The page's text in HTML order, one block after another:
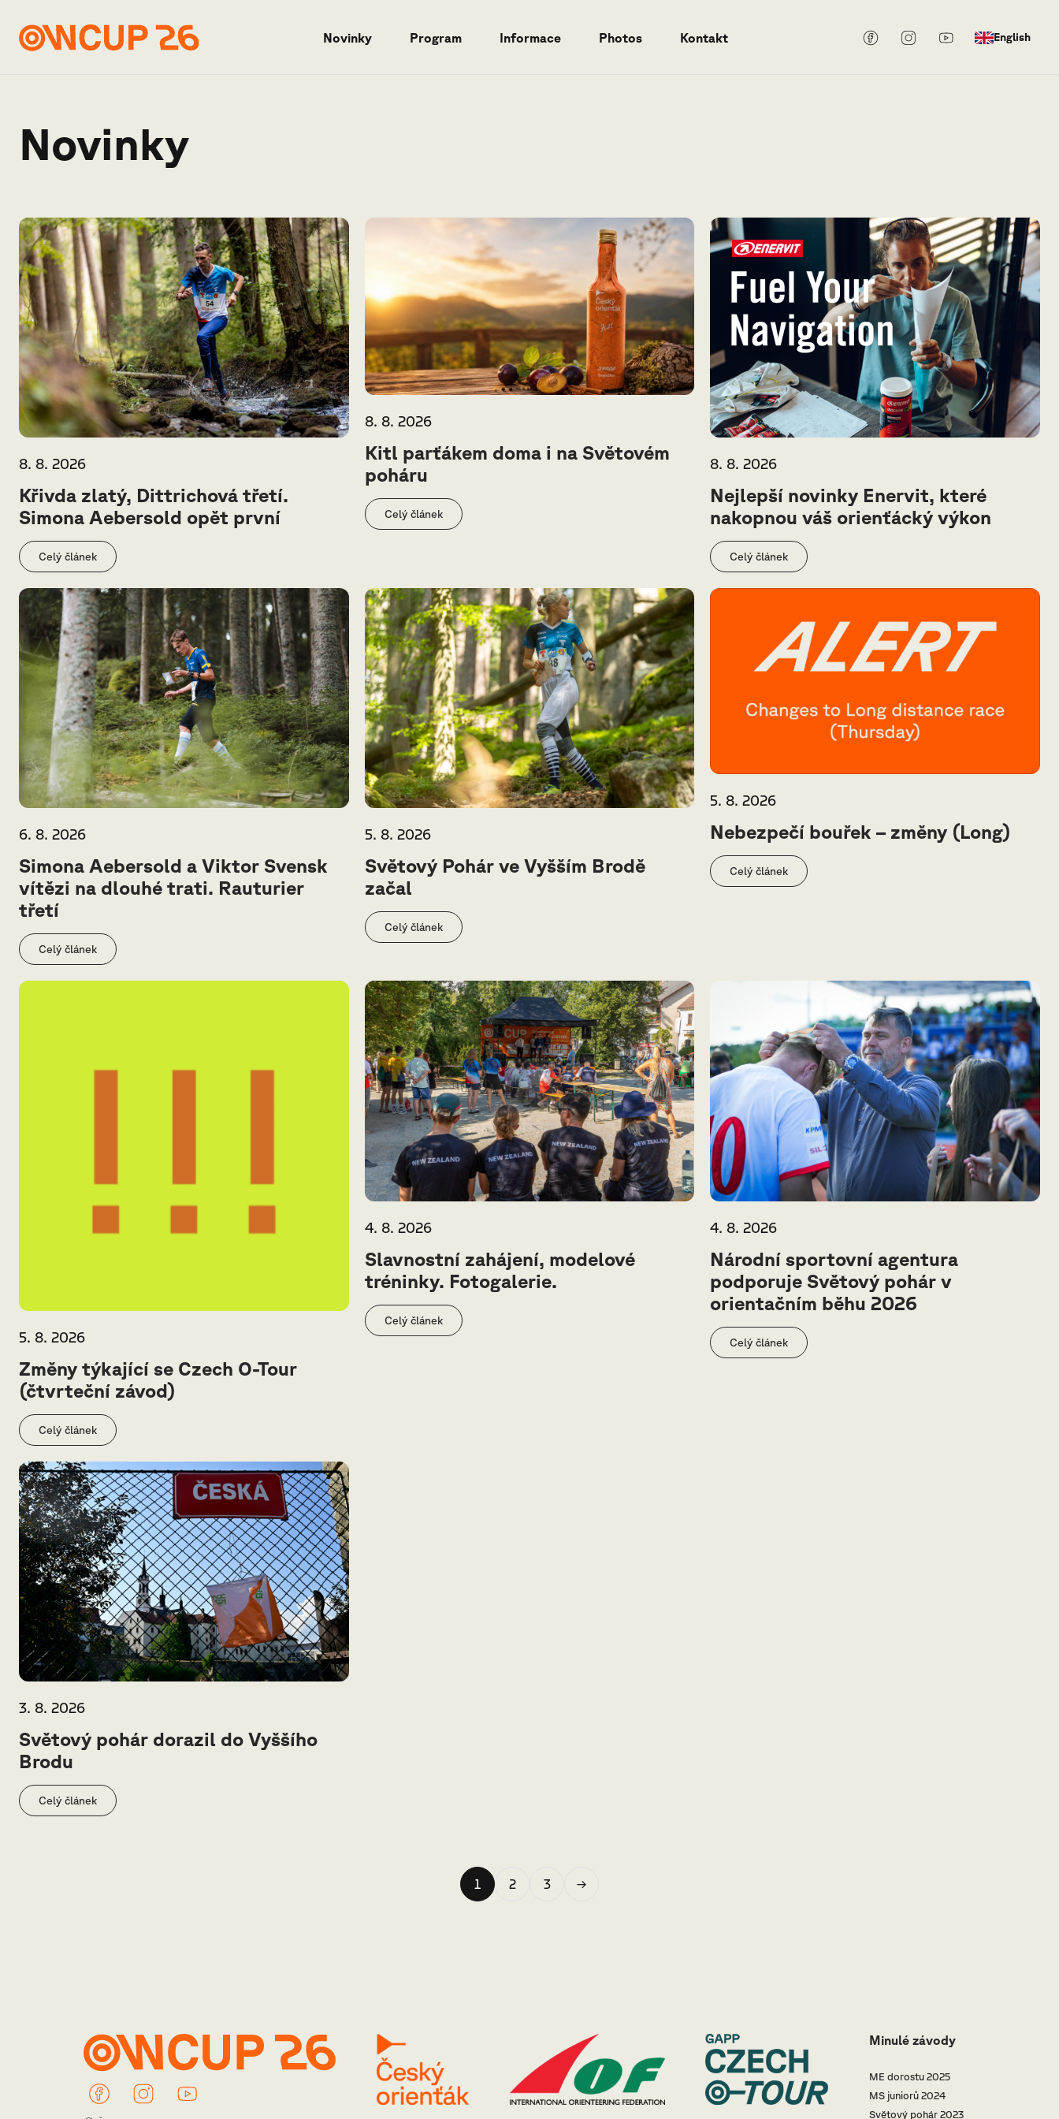
Novinky Program Informace Photos Kontakt English
Novinky
8. 8. 2026
Křivda zlatý, Dittrichová třetí.
Simona Aebersold opět první
Celý článek
8. 8. 2026
Kitl parťákem doma i na Světovém
poháru
Celý článek
8. 8. 2026
Nejlepší novinky Enervit, které
nakopnou váš orienťácký výkon
Celý článek
6. 8. 2026
Simona Aebersold a Viktor Svensk
vítězi na dlouhé trati. Rauturier
třetí
Celý článek
5. 8. 2026
Světový Pohár ve Vyšším Brodě
začal
Celý článek
5. 8. 2026
Nebezpečí bouřek – změny (Long)
Celý článek
5. 8. 2026
Změny týkající se Czech O-Tour
(čtvrteční závod)
Celý článek
4. 8. 2026
Slavnostní zahájení, modelové
tréninky. Fotogalerie.
Celý článek
4. 8. 2026
Národní sportovní agentura
podporuje Světový pohár v
orientačním běhu 2026
Celý článek
3. 8. 2026
Světový pohár dorazil do Vyššího
Brodu
Celý článek
1 2 3 →
Minulé závody
ME dorostu 2025
MS juniorů 2024
Světový pohár 2023